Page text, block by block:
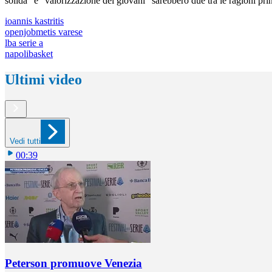
ioannis kastritis
openjobmetis varese
lba serie a
napolibasket
Ultimi video
Vedi tutti
00:39
Peterson promuove Venezia